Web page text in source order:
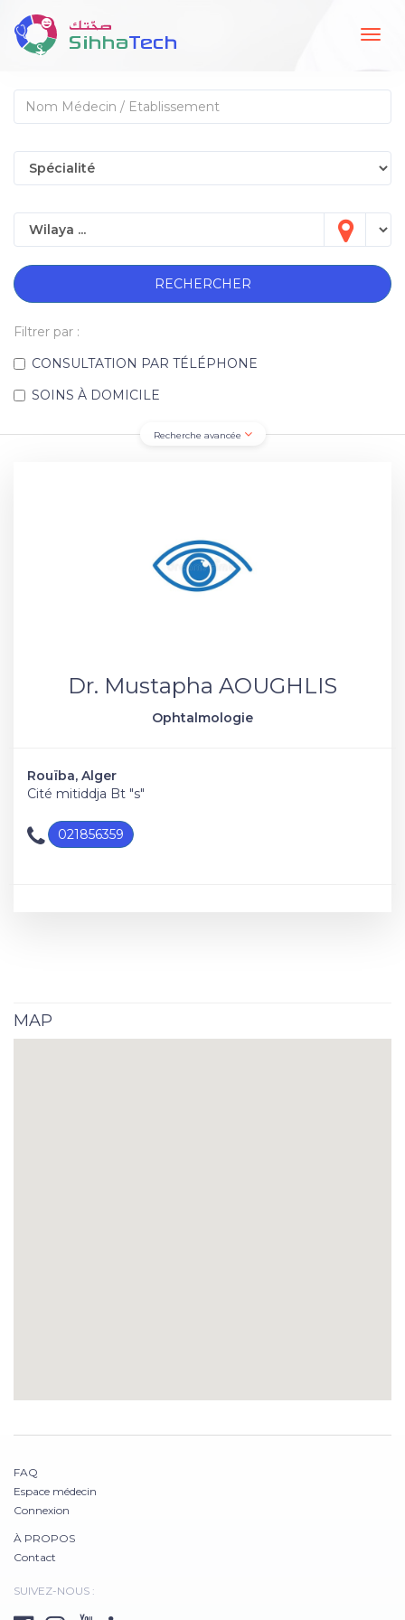
RECHERCHER
Filtrer par :
CONSULTATION PAR TÉLÉPHONE
SOINS À DOMICILE
Recherche avancée
Dr. Mustapha AOUGHLIS
Ophtalmologie
Rouïba, Alger
Cité mitiddja Bt "s"
021856359
MAP
FAQ
Espace médecin
Connexion
À PROPOS
Contact
SUIVEZ-NOUS :